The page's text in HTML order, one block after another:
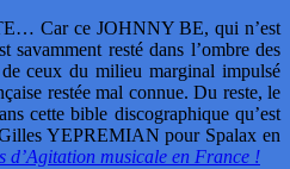
Car ce JOHNNY BE, qui n’est
savamment resté dans l’ombre des
ceux du milieu marginal impulsé
restée mal connue. Du reste, le
cette bible discographique qu’est
YEPREMIAN pour Spalax en
d’Agitation musicale en France !